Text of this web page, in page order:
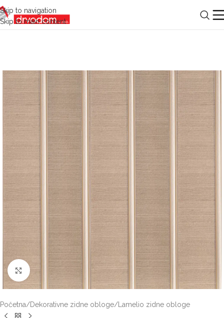
Skip to navigation
Skip to main content
Click to enlarge
Početna/Dekorativne zidne obloge/ Lamelio zidne obloge